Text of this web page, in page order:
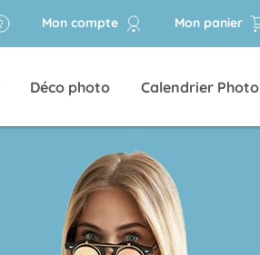
Mon compte Mon panier
Déco photo Calendrier Photo